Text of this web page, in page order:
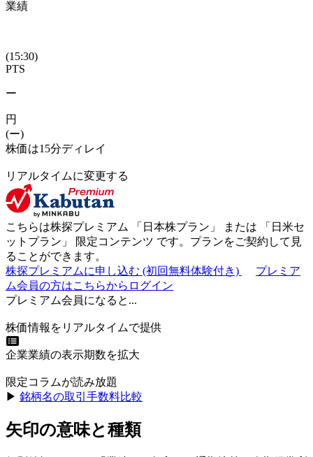
業績
(15:30)
PTS
ー
円
(ー)
株価は15分ディレイ
リアルタイムに変更する
こちらは株探プレミアム 「 日本株プラン 」 または 「 日米セ
ットプラン 」 限定コンテンツ です。プランをご契約して見
ることができます。
株探プレミアムに申し込む (初回無料体験付き)
プレミア
ム会員の方はこちらからログイン
プレミアム会員になると...
株価情報をリアルタイムで提供
企業業績の表示期数を拡大
限定コラムが読み放題
▶︎ 銘柄名の取引手数料比較
矢印の意味と種類